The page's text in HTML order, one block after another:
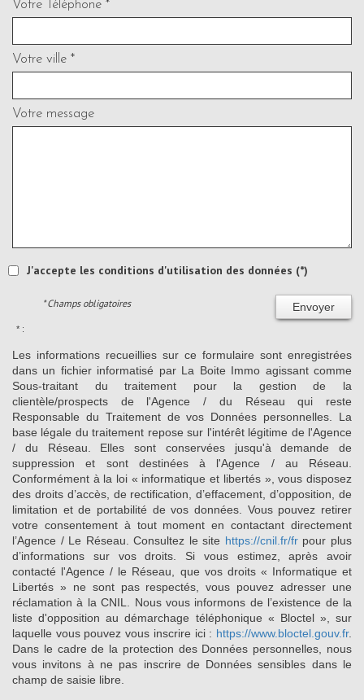
Votre Téléphone *
Votre ville *
Votre message
J'accepte les conditions d'utilisation des données (*)
Envoyer
* Champs obligatoires
* :
Les informations recueillies sur ce formulaire sont enregistrées
dans un fichier informatisé par La Boite Immo agissant comme
Sous-traitant du traitement pour la gestion de la
clientèle/prospects de l'Agence / du Réseau qui reste
Responsable du Traitement de vos Données personnelles. La
base légale du traitement repose sur l'intérêt légitime de l'Agence
/ du Réseau. Elles sont conservées jusqu'à demande de
suppression et sont destinées à l'Agence / au Réseau.
Conformément à la loi « informatique et libertés », vous disposez
des droits d’accès, de rectification, d’effacement, d’opposition, de
limitation et de portabilité de vos données. Vous pouvez retirer
votre consentement à tout moment en contactant directement
l’Agence / Le Réseau. Consultez le site https://cnil.fr/frpour plus
d’informations sur vos droits. Si vous estimez, après avoir
contacté l'Agence / le Réseau, que vos droits « Informatique et
Libertés » ne sont pas respectés, vous pouvez adresser une
réclamation à la CNIL. Nous vous informons de l’existence de la
liste d'opposition au démarchage téléphonique « Bloctel », sur
laquelle vous pouvez vous inscrire ici : https://www.bloctel.gouv.fr.
Dans le cadre de la protection des Données personnelles, nous
vous invitons à ne pas inscrire de Données sensibles dans le
champ de saisie libre.